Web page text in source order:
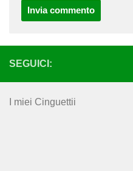
SEGUICI:
I miei Cinguettii